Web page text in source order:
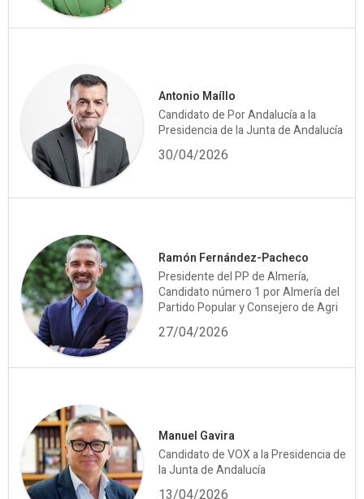
Antonio Maíllo
Candidato de Por Andalucía a la
Presidencia de la Junta de Andalucía
30/04/2026
Ramón Fernández-Pacheco
Presidente del PP de Almería,
Candidato número 1 por Almería del
Partido Popular y Consejero de Agri
27/04/2026
Manuel Gavira
Candidato de VOX a la Presidencia de
la Junta de Andalucía
13/04/2026